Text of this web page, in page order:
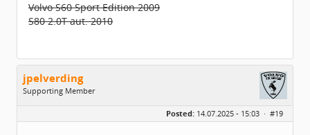
Volvo S60 Sport Edition 2009
S80 2.0T aut. 2010
jpelverding
Supporting Member
Leeftijd:
69
Posted: 14.07.2025 - 15:03 · #19